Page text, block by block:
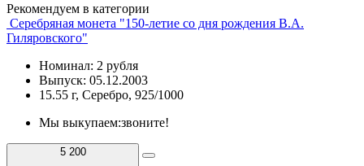
Рекомендуем в категории
Серебряная монета "150-летие со дня рождения В.А.
Гиляровского"
Номинал: 2 рубля
Выпуск: 05.12.2003
15.55 г, Серебро, 925/1000
Мы выкупаем:звоните!
5 200